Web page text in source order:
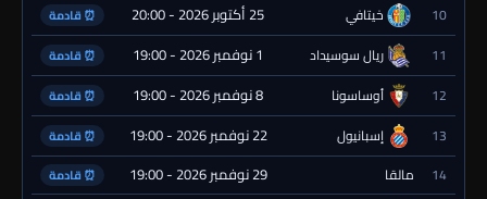
10 خيتافي 25 أكتوبر 2026 - 20:00 ⏰ قادمة
11 ريال سوسيداد 1 نوفمبر 2026 - 19:00 ⏰ قادمة
12 أوساسونا 8 نوفمبر 2026 - 19:00 ⏰ قادمة
13 إسبانيول 22 نوفمبر 2026 - 19:00 ⏰ قادمة
14 مالقا 29 نوفمبر 2026 - 19:00 ⏰ قادمة